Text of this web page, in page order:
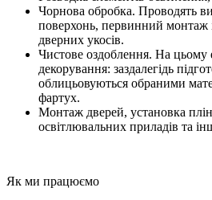
Чорнова обробка. Проводять
поверхонь, первинний монтаж
дверних укосів.
Чистове оздоблення. На цьому
декорування: заздалегідь
облицьовуються обраними
фартух.
Монтаж дверей, установка
освітлювальних приладів та
Як ми працюємо